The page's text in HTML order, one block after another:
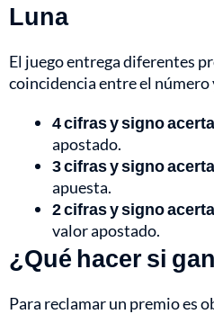
Luna
El juego entrega diferentes
coincidencia entre el número
4 cifras y signo
apostado.
3 cifras y signo
apuesta.
2 cifras y signo
valor apostado.
¿Qué hacer si
Para reclamar un premio es